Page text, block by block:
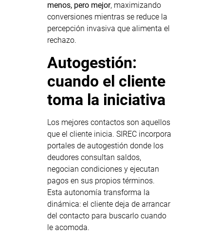
menos, pero mejor, maximizando
conversiones mientras se reduce la
percepción invasiva que alimenta el
rechazo.
Autogestión:
cuando el cliente
toma la iniciativa
Los mejores contactos son aquellos
que el cliente inicia. SIREC incorpora
portales de autogestión donde los
deudores consultan saldos,
negocian condiciones y ejecutan
pagos en sus propios términos.
Esta autonomía transforma la
dinámica: el cliente deja de arrancar
del contacto para buscarlo cuando
le acomoda.